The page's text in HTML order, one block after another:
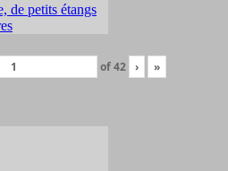
of42 › »